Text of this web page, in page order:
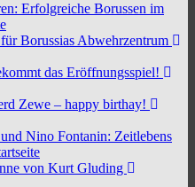
Erfolgreiche Borussen im
Borussias Abwehrzentrum
das Eröffnungsspiel!
Zewe – happy birthay!
Nino Fontanin: Zeitlebens
von Kurt Gluding